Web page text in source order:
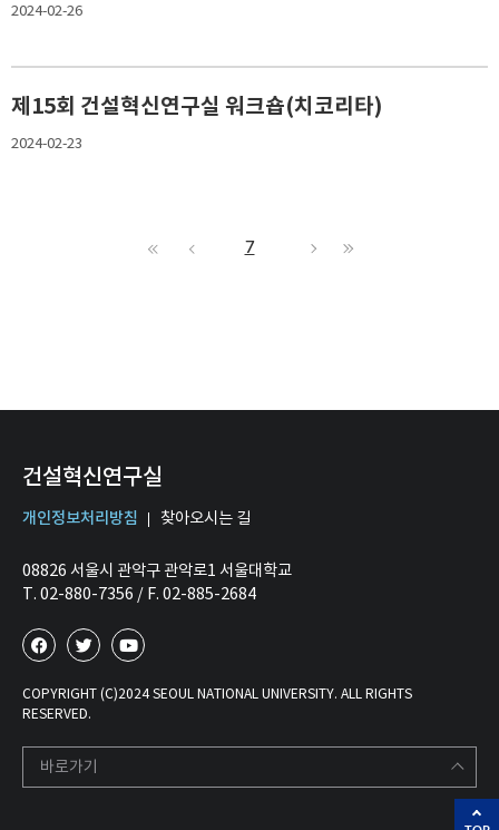
2024-02-26
제15회 건설혁신연구실 워크숍(치코리타)
2024-02-23
7
건설혁신연구실
개인정보처리방침 찾아오시는 길
08826 서울시 관악구 관악로1 서울대학교
T. 02-880-7356 / F. 02-885-2684
COPYRIGHT (C)2024 SEOUL NATIONAL UNIVERSITY. ALL RIGHTS
RESERVED.
바로가기